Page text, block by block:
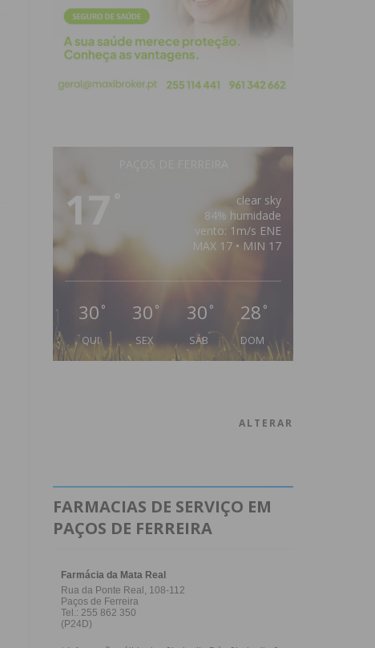
17
clear sky
84% humidade
vento: 1m/s ENE
MAX 17 • MIN 17
30 °
QUI
30 °
SEX
30 °
SÁB
28 °
DOM
ALTERAR
FARMACIAS DE SERVIÇO EM
PAÇOS DE FERREIRA